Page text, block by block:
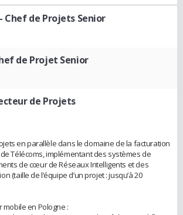
Chef de Projets Senior
de Projet Senior
de Projets
en parallèle dans le domaine de la facturation
Télécoms, implémentant des systèmes de
de cœur de Réseaux Intelligents et des
(taille de l’équipe d’un projet : jusqu’à 20
mobile en Pologne :